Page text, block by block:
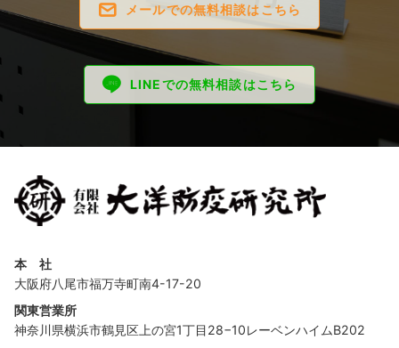
メールでの無料相談はこちら
LINEでの無料相談はこちら
本 社
大阪府八尾市福万寺町南4-17-20
関東営業所
神奈川県横浜市鶴見区上の宮1丁目28−10レーベンハイムB202